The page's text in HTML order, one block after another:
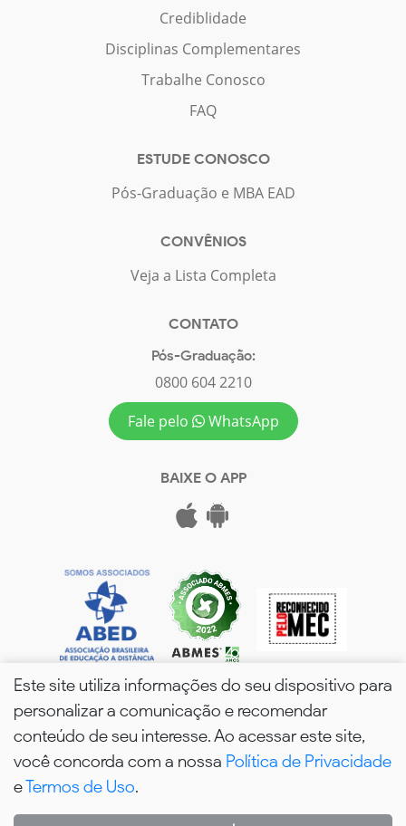
Crediblidade
Disciplinas Complementares
Trabalhe Conosco
FAQ
ESTUDE CONOSCO
Pós-Graduação e MBA EAD
CONVÊNIOS
Veja a Lista Completa
CONTATO
Pós-Graduação:
0800 604 2210
Fale pelo
WhatsApp
BAIXE O APP
wPós - 2026. Todos os Direitos Reservados.
Este site utiliza informações do seu dispositivo para
personalizar a comunicação e recomendar
conteúdo de seu interesse. Ao acessar este site,
você concorda com a nossa Política de Privacidade
eTermos de Uso.